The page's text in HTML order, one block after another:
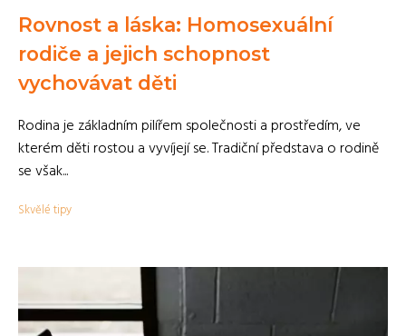
Rovnost a láska: Homosexuální
rodiče a jejich schopnost
vychovávat děti
Rodina je základním pilířem společnosti a prostředím, ve
kterém děti rostou a vyvíjejí se. Tradiční představa o rodině
se však...
Skvělé tipy